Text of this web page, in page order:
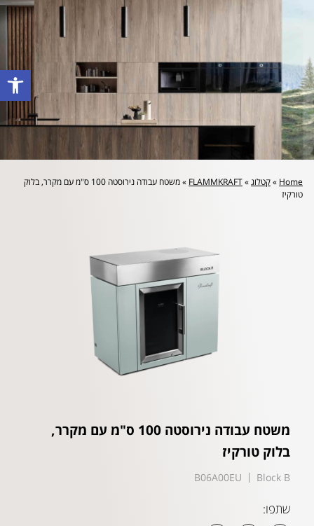
פתח
לייעוץ מקצועי והצעת מחיר: 072-2160644
Home
»קטלוג»
FLAMMKRAFT
»
משטח עבודה נירוסטה 100 ס"מ עם מקרר, בלוק
טורקיז
משטח עבודה נירוסטה 100 ס"מ עם מקרר,
בלוק טורקיז
Block B
B06A00EU
שתפו: